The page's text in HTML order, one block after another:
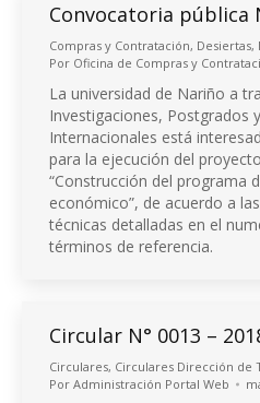
Convocatoria pública
Compras y Contratación, Desiertas,
Por Oficina de Compras y
La universidad de Nariño a
Investigaciones, Postgrados
Internacionales está
para la ejecución del
“Construcción del programa
económico”, de acuerdo a
técnicas detalladas en el
términos de referencia.
Circular N° 0013 –
Circulares, Circulares Dirección de
Por Administración Portal Web